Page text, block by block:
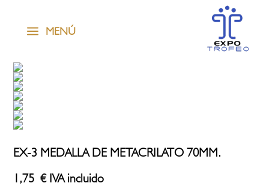
a MENÚ
EX-3 MEDALLA DE METACRILATO 70MM.
1,75€ IVA incluido